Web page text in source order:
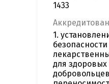
1433
1.
безопасности
для здоровых